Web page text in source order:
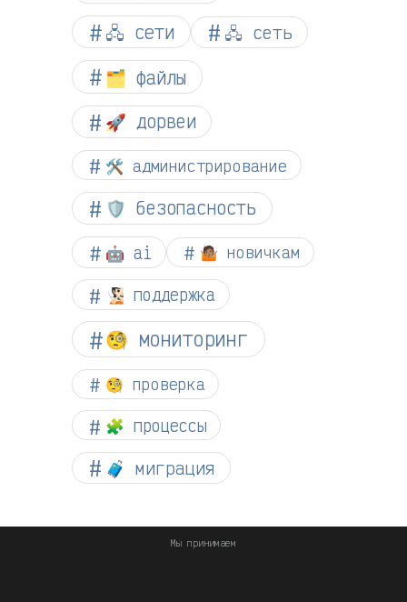
🖧 сети
🖧 сеть
🗂️ файлы
🚀 дорвеи
🛠️ администрирование
🛡️ безопасность
🤖 ai 🤷🏽 новичкам
🧏🏻 поддержка
🧐 мониторинг
🧐 проверка
🧩 процессы
🧳 миграция
Мы принимаем